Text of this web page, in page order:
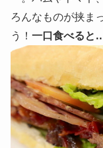
ろんなものが挟ま
う！ 一口食べると